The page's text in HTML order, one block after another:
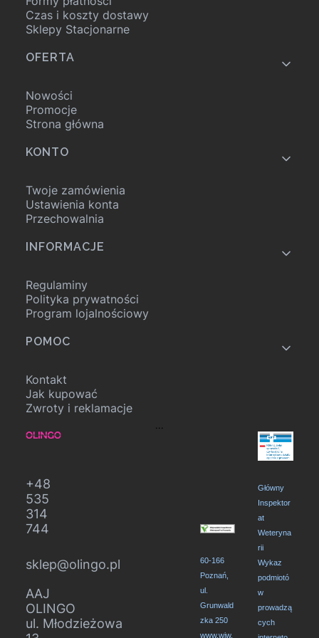
Czas i koszty dostawy
Sklepy Stacjonarne
OFERTA
Nowości
Promocje
Strona główna
KONTO
Twoje zamówienia
Ustawienia konta
Przechowalnia
INFORMACJE
Regulaminy
Polityka prywatności
Program lojalnościowy
POMOC
Kontakt
Jak kupować
Zwroty i reklamacje
...
+48
535
314
744
sklep@olingo.pl
AAJ
OLINGO
ul. Młodzieżowa
60-166
Poznań,
ul.
Grunwald
zka 250
www.wiw.
Główny
Inspektor
at
Weteryna
rii
Wykaz
podmiotó
w
prowadzą
cych